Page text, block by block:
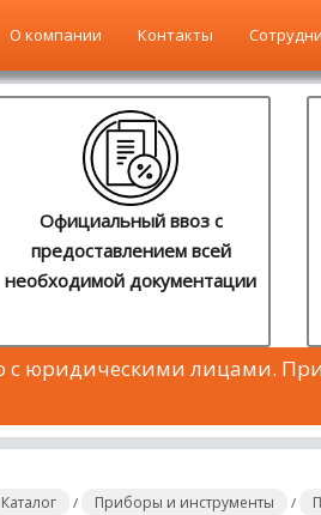
О компании Контакты
Официальный ввоз с
предоставлением всей
необходимой документации
юридическими лицами.
Каталог / Приборы и инструменты /